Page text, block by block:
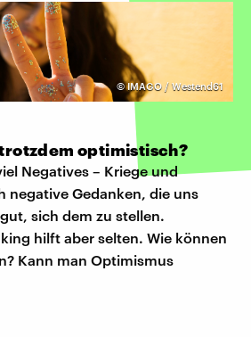
©IMAGO / Westend61
optimistisch?
Negatives – Kriege und
negative Gedanken, die uns
sich dem zu stellen.
hilft aber selten. Wie können
Kann man Optimismus